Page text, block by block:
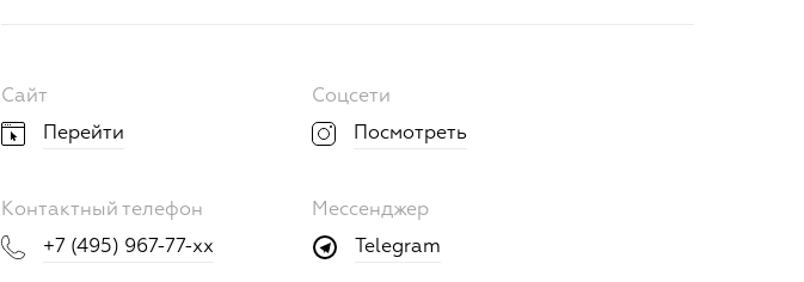
Сайт
Перейти
Соцсети
Посмотреть
Контактный телефон
+7 (495) 967-77-xx
Мессенджер
Telegram